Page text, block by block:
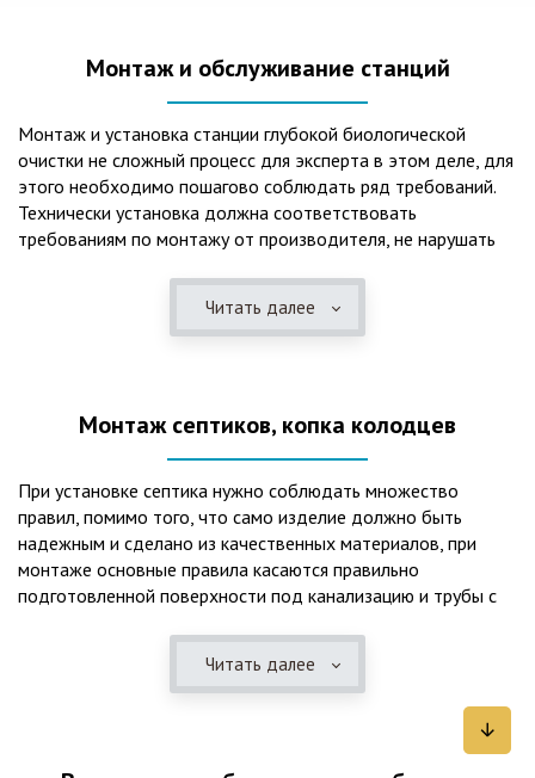
Монтаж и обслуживание станций
Монтаж и установка станции глубокой биологической
очистки не сложный процесс для эксперта в этом деле, для
этого необходимо пошагово соблюдать ряд требований.
Технически установка должна соответствовать
требованиям по монтажу от производителя, не нарушать
представления о требованиях ПУЭ, ведь не качественный
монтаж может привезти не только к выходу из строя
вод – самый эффективный способ из всех существующих
оборудования вода может применяться для хозяйственных
нужд и полива огорода, а остатки ила при чистке могут
стать эффективным удобрением. Нет необходимости
тратить средства на ассенизаторскую машину. Системы
монтируются при минимуме земляных работ, без грязи и
заезда крупной техники, даже при очень высоком уровне
грунтовых вод. Служат до 50 и более лет при уникальной
необходимо удалять ил, самостоятельно или с помощью
Читать далее
Монтаж септиков, копка колодцев
При установке септика нужно соблюдать множество
правил, помимо того, что само изделие должно быть
надежным и сделано из качественных материалов, при
монтаже основные правила касаются правильно
подготовленной поверхности под канализацию и трубы с
Мы установим Вам емкости для фильтрации и отстаивания
сточных вод по технологиям, не приводящим к загрязнению
Читать далее